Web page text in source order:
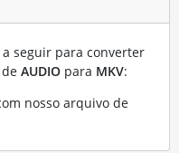
seguir para converter
AUDIOpara MKV:
nosso arquivo de